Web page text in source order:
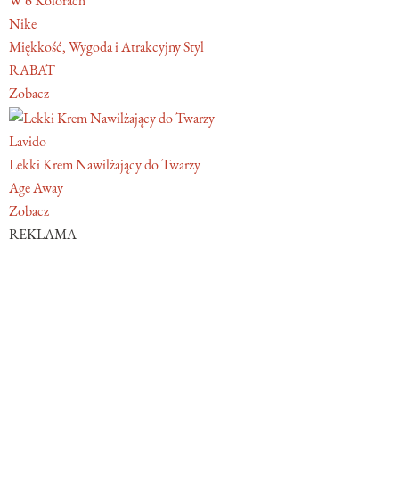
Nike
Miękkość, Wygoda i Atrakcyjny Styl
RABAT
Zobacz
Lavido
Lekki Krem Nawilżający do Twarzy
Age Away
Zobacz
REKLAMA